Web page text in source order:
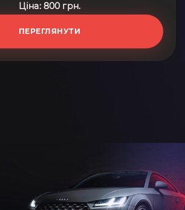
Ціна: 800 грн.
ПЕРЕГЛЯНУТИ